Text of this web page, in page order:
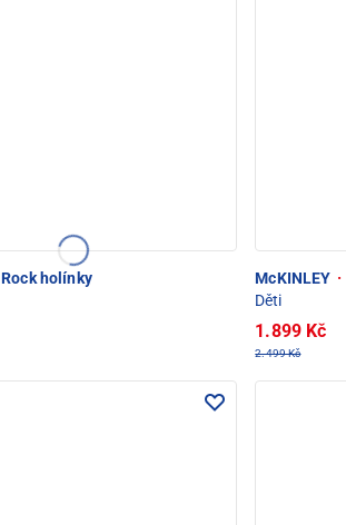
Rock holínky
McKINLEY ·
Děti
1.899 Kč
2.499 Kč